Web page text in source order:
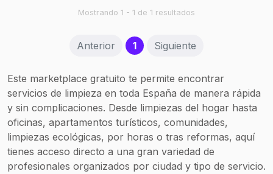
cuidadosamente
formación
continua con
el fin de
poder llevar a
cabo sus
tareas de la
Mostrando 1 - 1 de 1 resultados
Anterior 1(current)
Siguiente
Este marketplace gratuito te permite encontrar
servicios de limpieza en toda España de manera rápida
y sin complicaciones. Desde limpiezas del hogar hasta
oficinas, apartamentos turísticos, comunidades,
limpiezas ecológicas, por horas o tras reformas, aquí
tienes acceso directo a una gran variedad de
profesionales organizados por ciudad y tipo de servicio.